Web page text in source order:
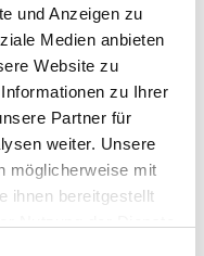
und Anzeigen zu
Medien anbieten
Website zu
zu Ihrer
Partner für
weiter. Unsere
möglicherweise mit
ihnen bereitgestellt